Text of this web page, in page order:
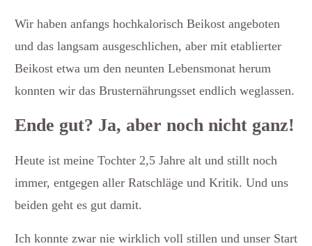
Wir haben anfangs hochkalorisch Beikost angeboten
und das langsam ausgeschlichen, aber mit etablierter
Beikost etwa um den neunten Lebensmonat herum
konnten wir das Brusternährungsset endlich weglassen.
Ende gut? Ja, aber noch nicht ganz!
Heute ist meine Tochter 2,5 Jahre alt und stillt noch
immer, entgegen aller Ratschläge und Kritik. Und uns
beiden geht es gut damit.
Ich konnte zwar nie wirklich voll stillen und unser Start